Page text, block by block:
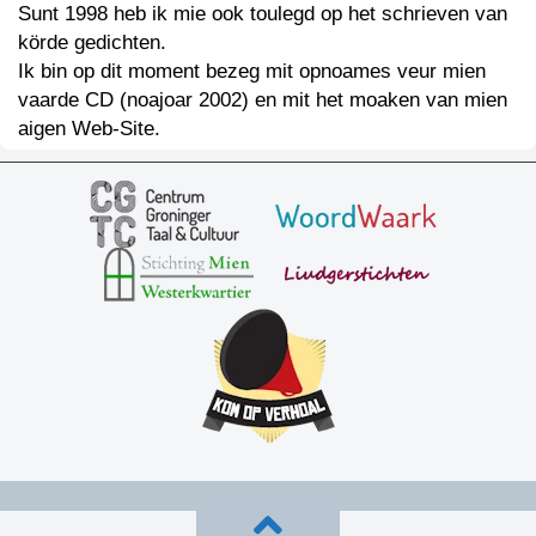
Sunt 1998 heb ik mie ook toulegd op het schrieven van
körde gedichten.
Ik bin op dit moment bezeg mit opnoames veur mien
vaarde CD (noajoar 2002) en mit het moaken van mien
aigen Web-Site.